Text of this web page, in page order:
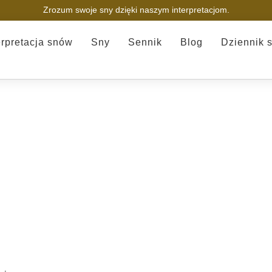
Zrozum swoje sny dzięki naszym interpretacjom.
snów Sny Sennik Blog Dziennik